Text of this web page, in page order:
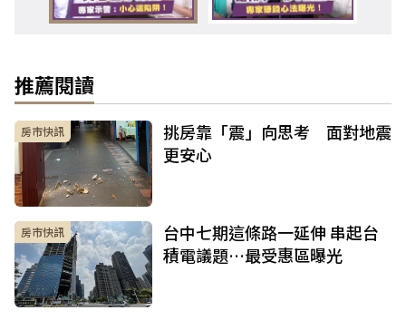
推薦閱讀
房市快訊
挑房靠「震」向思考 面對地震
更安心
房市快訊
台中七期這條路一延伸 串起台
積電議題…最受惠區曝光